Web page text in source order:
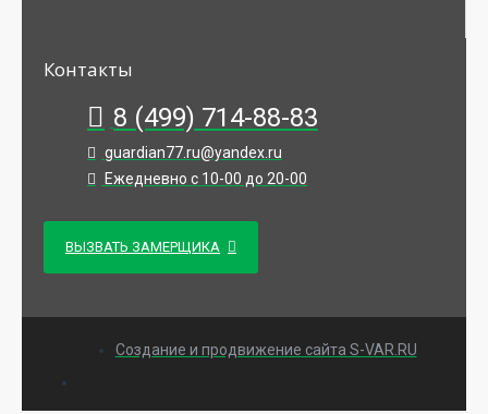
Контакты
8 (499) 714-88-83
guardian77.ru@yandex.ru
Ежедневно с 10-00 до 20-00
ВЫЗВАТЬ ЗАМЕРЩИКА
Создание и продвижение сайта S-VAR.RU